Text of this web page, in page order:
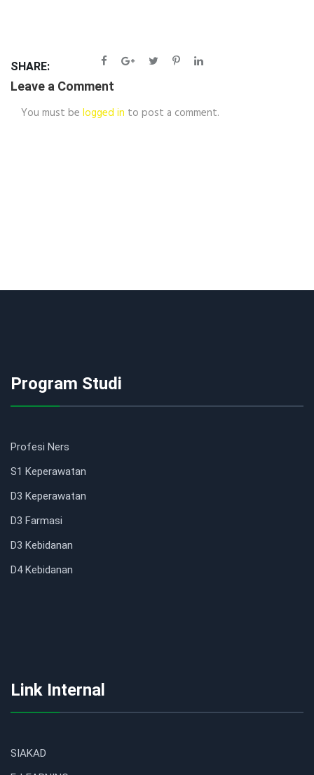
SHARE:
Leave a Comment
You must be logged in to post a comment.
Program Studi
Profesi Ners
S1 Keperawatan
D3 Keperawatan
D3 Farmasi
D3 Kebidanan
D4 Kebidanan
Link Internal
SIAKAD